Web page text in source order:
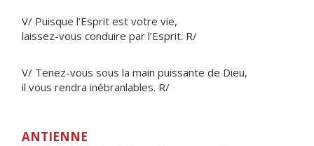
V/ Puisque l’Esprit est votre vie,
laissez-vous conduire par l’Esprit. R/
V/ Tenez-vous sous la main puissante de Dieu,
il vous rendra inébranlables. R/
ANTIENNE